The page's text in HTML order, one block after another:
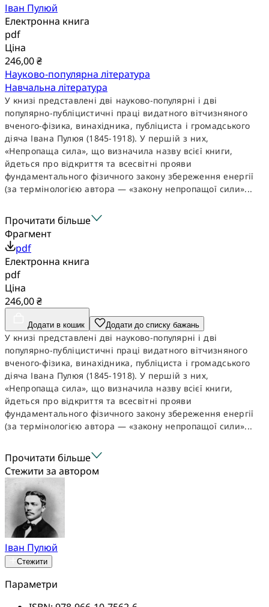
Іван Пулюй
Електронна книга
pdf
Ціна
246,00 ₴
Науково-популярна література
Навчальна література
У книзі представлені дві науково-популярні і дві
популярно-публіцистичні праці видатного вітчизняного
вченого-фізика, винахідника, публіциста і громадського
діяча Івана Пулюя (1845-1918). У першій з них,
«Непропаща сила», що визначила назву всієї книги,
йдеться про відкриття та всесвітні прояви
фундаментального фізичного закону збереження енергії
(за термінологією автора — «закону непропащої сили»...
Прочитати більше
Фрагмент
pdf
Електронна книга
pdf
Ціна
246,00 ₴
Додати в кошик Додати до списку бажань
У книзі представлені дві науково-популярні і дві
популярно-публіцистичні праці видатного вітчизняного
вченого-фізика, винахідника, публіциста і громадського
діяча Івана Пулюя (1845-1918). У першій з них,
«Непропаща сила», що визначила назву всієї книги,
йдеться про відкриття та всесвітні прояви
фундаментального фізичного закону збереження енергії
(за термінологією автора — «закону непропащої сили»...
Прочитати більше
Стежити за автором
Іван Пулюй
Стежити
Параметри